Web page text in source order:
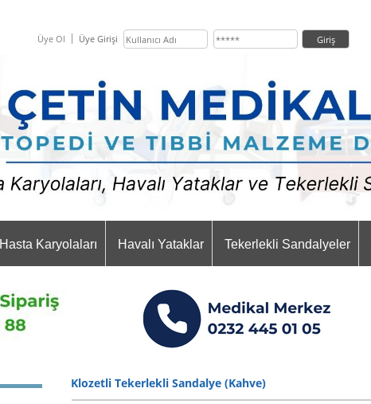
Üye Ol Üye Girişi
Hasta Karyolaları Havalı Yataklar Tekerlekli Sandalyeler
Klozetli Tekerlekli Sandalye (Kahve)